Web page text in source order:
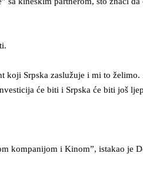
Srpska zaslužuje i mi to
će biti i Srpska će biti još
kompanijom i Kinom”, istakao je